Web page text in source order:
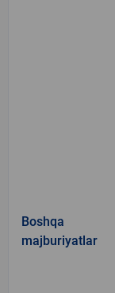
Boshqa
majburiyatlar